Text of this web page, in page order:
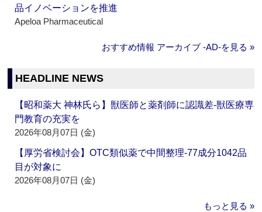
品イノベーションを推進
Apeloa Pharmaceutical
おすすめ情報 アーカイブ ‐AD‐を見る »
HEADLINE NEWS
【昭和薬大 神林氏ら】獣医師と薬剤師に認識差‐獣医療専
門教育の充実を
2026年08月07日 (金)
【厚労省検討会】OTC類似薬で中間整理‐77成分1042品
目が対象に
2026年08月07日 (金)
もっと見る »